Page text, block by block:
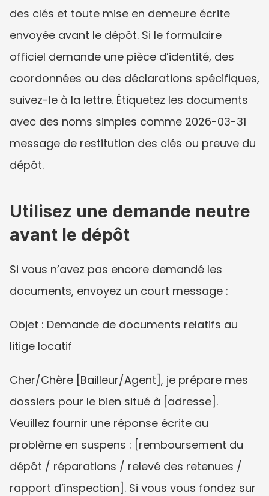
des clés et toute mise en demeure écrite
envoyée avant le dépôt. Si le formulaire
officiel demande une pièce d’identité, des
coordonnées ou des déclarations spécifiques,
suivez-le à la lettre. Étiquetez les documents
avec des noms simples comme 2026-03-31
message de restitution des clés ou preuve du
dépôt.
Utilisez une demande neutre
avant le dépôt
Si vous n’avez pas encore demandé les
documents, envoyez un court message :
Objet : Demande de documents relatifs au
litige locatif
Cher/Chère [Bailleur/Agent], je prépare mes
dossiers pour le bien situé à [adresse].
Veuillez fournir une réponse écrite au
problème en suspens : [remboursement du
dépôt / réparations / relevé des retenues /
rapport d’inspection]. Si vous vous fondez sur